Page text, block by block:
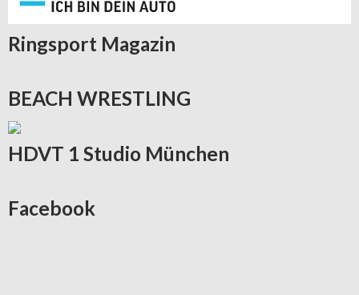
Ringsport Magazin
BEACH WRESTLING
HDVT 1 Studio München
Facebook